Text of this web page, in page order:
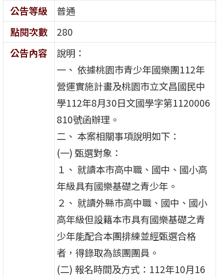
公告等級
普通
點閱次數
280
公告內容
說明：
一、 依據桃園市青少年國樂團112年
營運實施計畫及桃園市立文昌國民中
學112年8月30日文國學字第1120006
810號函辦理。
二、 本案相關事項說明如下：
(一) 甄選對象：
１、 就讀本市高中職、國中、國小高
年級具有國樂基礎之青少年。
２、 就讀外縣市高中職、國中、國小
高年級但設籍本市具有國樂基礎之青
少年能配合本團排練並經甄選合格
者，得錄取為該團團員。
(二) 報名時間及方式：112年10月16